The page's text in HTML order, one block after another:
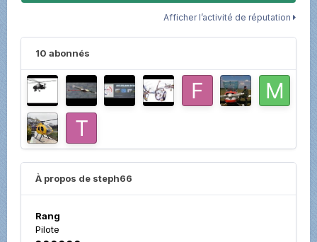
Afficher l’activité de réputation
10 abonnés
À propos de steph66
Rang
Pilote